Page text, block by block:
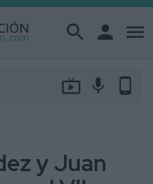
search person menu
live_tv mic phone_android
y Juan